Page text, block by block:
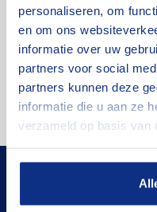
personaliseren, om
en om ons
informatie over uw
partners voor social
partners kunnen deze
informatie die u aan ze
verzameld op basis van